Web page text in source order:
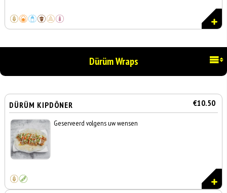
Dürüm Wraps
DÜRÜM KIPDÖNER €10.50
Geserveerd volgens uw wensen